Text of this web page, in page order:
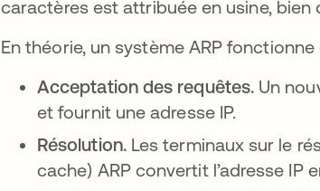
caractères est attribuée en usine, bien
En théorie, un système ARP
Acceptation des requêtes. Un
et fournit une adresse IP.
Résolution. Les terminaux sur le
cache) ARP convertit l’adresse IP